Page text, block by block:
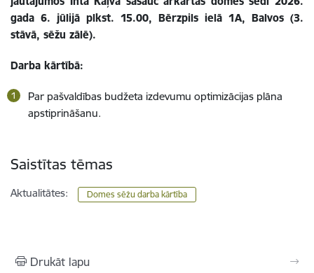
gada 6. jūlijā plkst. 15.00, Bērzpils ielā 1A, Balvos (3.
stāvā, sēžu zālē).
Darba kārtībā:
Par pašvaldības budžeta izdevumu optimizācijas plāna
apstiprināšanu.
Saistītas tēmas
Aktualitātes: Domes sēžu darba kārtība
Drukāt lapu